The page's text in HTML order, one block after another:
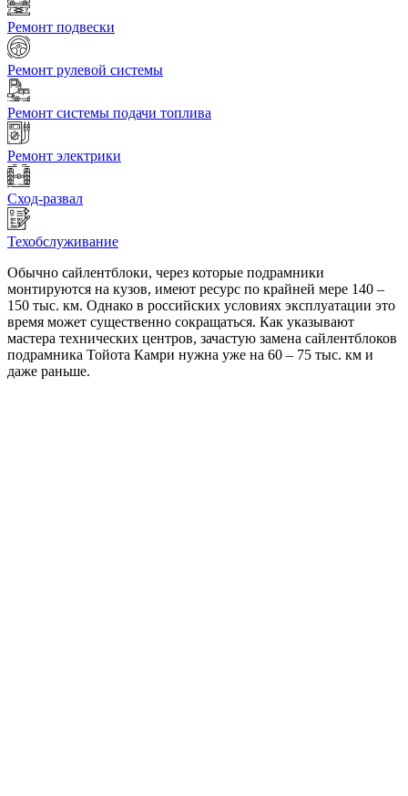
Ремонт подвески
Ремонт рулевой системы
Ремонт системы подачи топлива
Ремонт электрики
Сход-развал
Техобслуживание
Обычно сайлентблоки, через которые подрамники
монтируются на кузов, имеют ресурс по крайней мере 140 –
150 тыс. км. Однако в российских условиях эксплуатации это
время может существенно сокращаться. Как указывают
мастера технических центров, зачастую замена сайлентблоков
подрамника Тойота Камри нужна уже на 60 – 75 тыс. км и
даже раньше.